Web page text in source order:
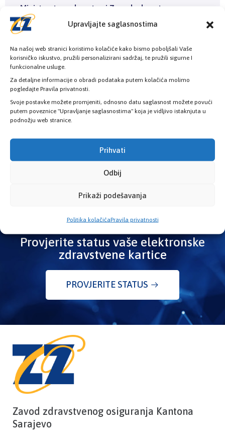
Upravljajte saglasnostima
Na našoj web stranici koristimo kolačiće kako bismo poboljšali Vaše
korisničko iskustvo, pružili personalizirani sadržaj, te pružili sigurne I
funkcionalne usluge.
Za detaljne informacije o obradi podataka putem kolačića molimo
pogledajte Pravila privatnosti.
Svoje postavke možete promjeniti, odnosno datu saglasnost možete povući
putem poveznice "Upravljanje saglasnostima" koja je vidljivo istaknjuta u
podnožju web stranice.
Prihvati
Odbij
Prikaži podešavanja
Politika kolačićaPravila privatnosti
Ministarstvo zdravstva i Zavod zdravstvenog
osiguranja KS smanjuju liste čekanja: Osigurano
17.500 dijagnostičkih pregleda u ugovornim
zdravstvenim ustanovama
3. Augusta 2026.
Kosovac: Nova biološka terapija za oboljele od
reumatoidnog artritisa u Kantonu Sarajevo
29. Jula 2026.
Provjerite status vaše elektronske
zdravstvene kartice
PROVJERITE STATUS
Zavod zdravstvenog osiguranja Kantona
Sarajevo